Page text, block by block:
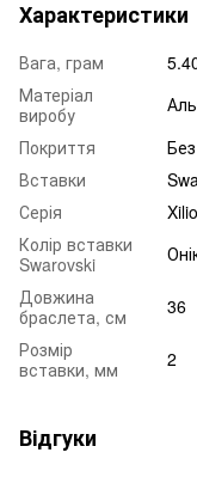
Характеристики
Вага, грам
Матеріал
виробу
Покриття
Вставки
Серія
Колір вставки
Swarovski
Довжина
браслета, см
36
Розмір
вставки, мм
2
Відгуки